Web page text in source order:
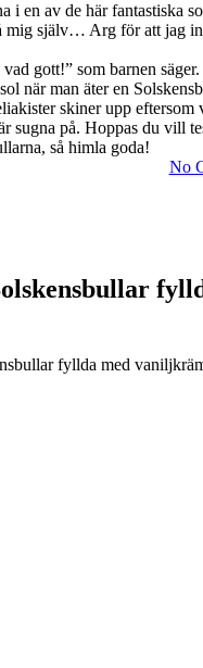
Baka Sött Bullar
vaniljkräm
No
i en av de här fantastiska
mig själv… Arg för att jag
gott!” som barnen
när man äter en
skiner upp eftersom
sugna på. Hoppas du vill
så himla goda!